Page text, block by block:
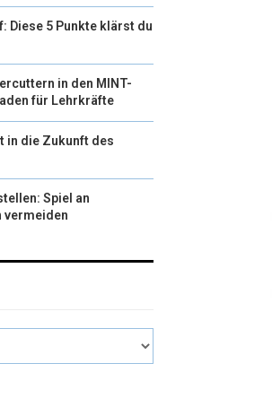
Diese 5 Punkte klärst du
in den MINT-
für Lehrkräfte
in die Zukunft des
Spiel an
vermeiden